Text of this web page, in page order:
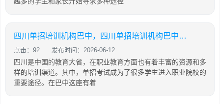
四川单招培训机构巴中，四川单招培训机构巴中有几家
点击：92 发布时间：2026-06-12
四川是中国的教育大省，在职业教育方面也有着丰富的资源和多
样的培训渠道。其中，单招考试成为了很多学生进入职业院校的
重要途径。在巴中这座有着